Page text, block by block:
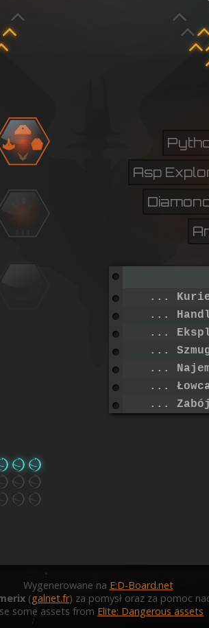
Asp
...
...
...
...
...
...
...
Wygenerowane na E:D-Board.net
(galnet.fr) za pomysł oraz za pomoc
some assets from Elite: Dangerous assets